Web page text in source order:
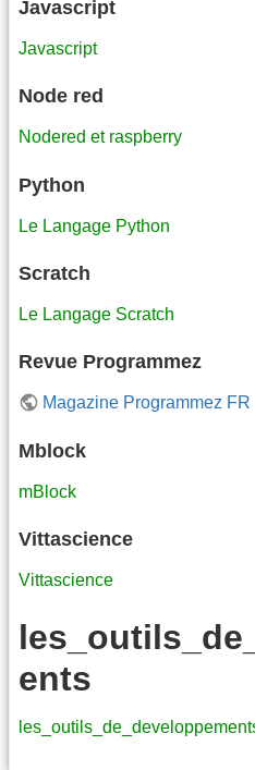
Javascript
Javascript
Node red
Nodered et raspberry
Python
Le Langage Python
Scratch
Le Langage Scratch
Revue Programmez
Magazine Programmez FR
Mblock
mBlock
Vittascience
Vittascience
ents